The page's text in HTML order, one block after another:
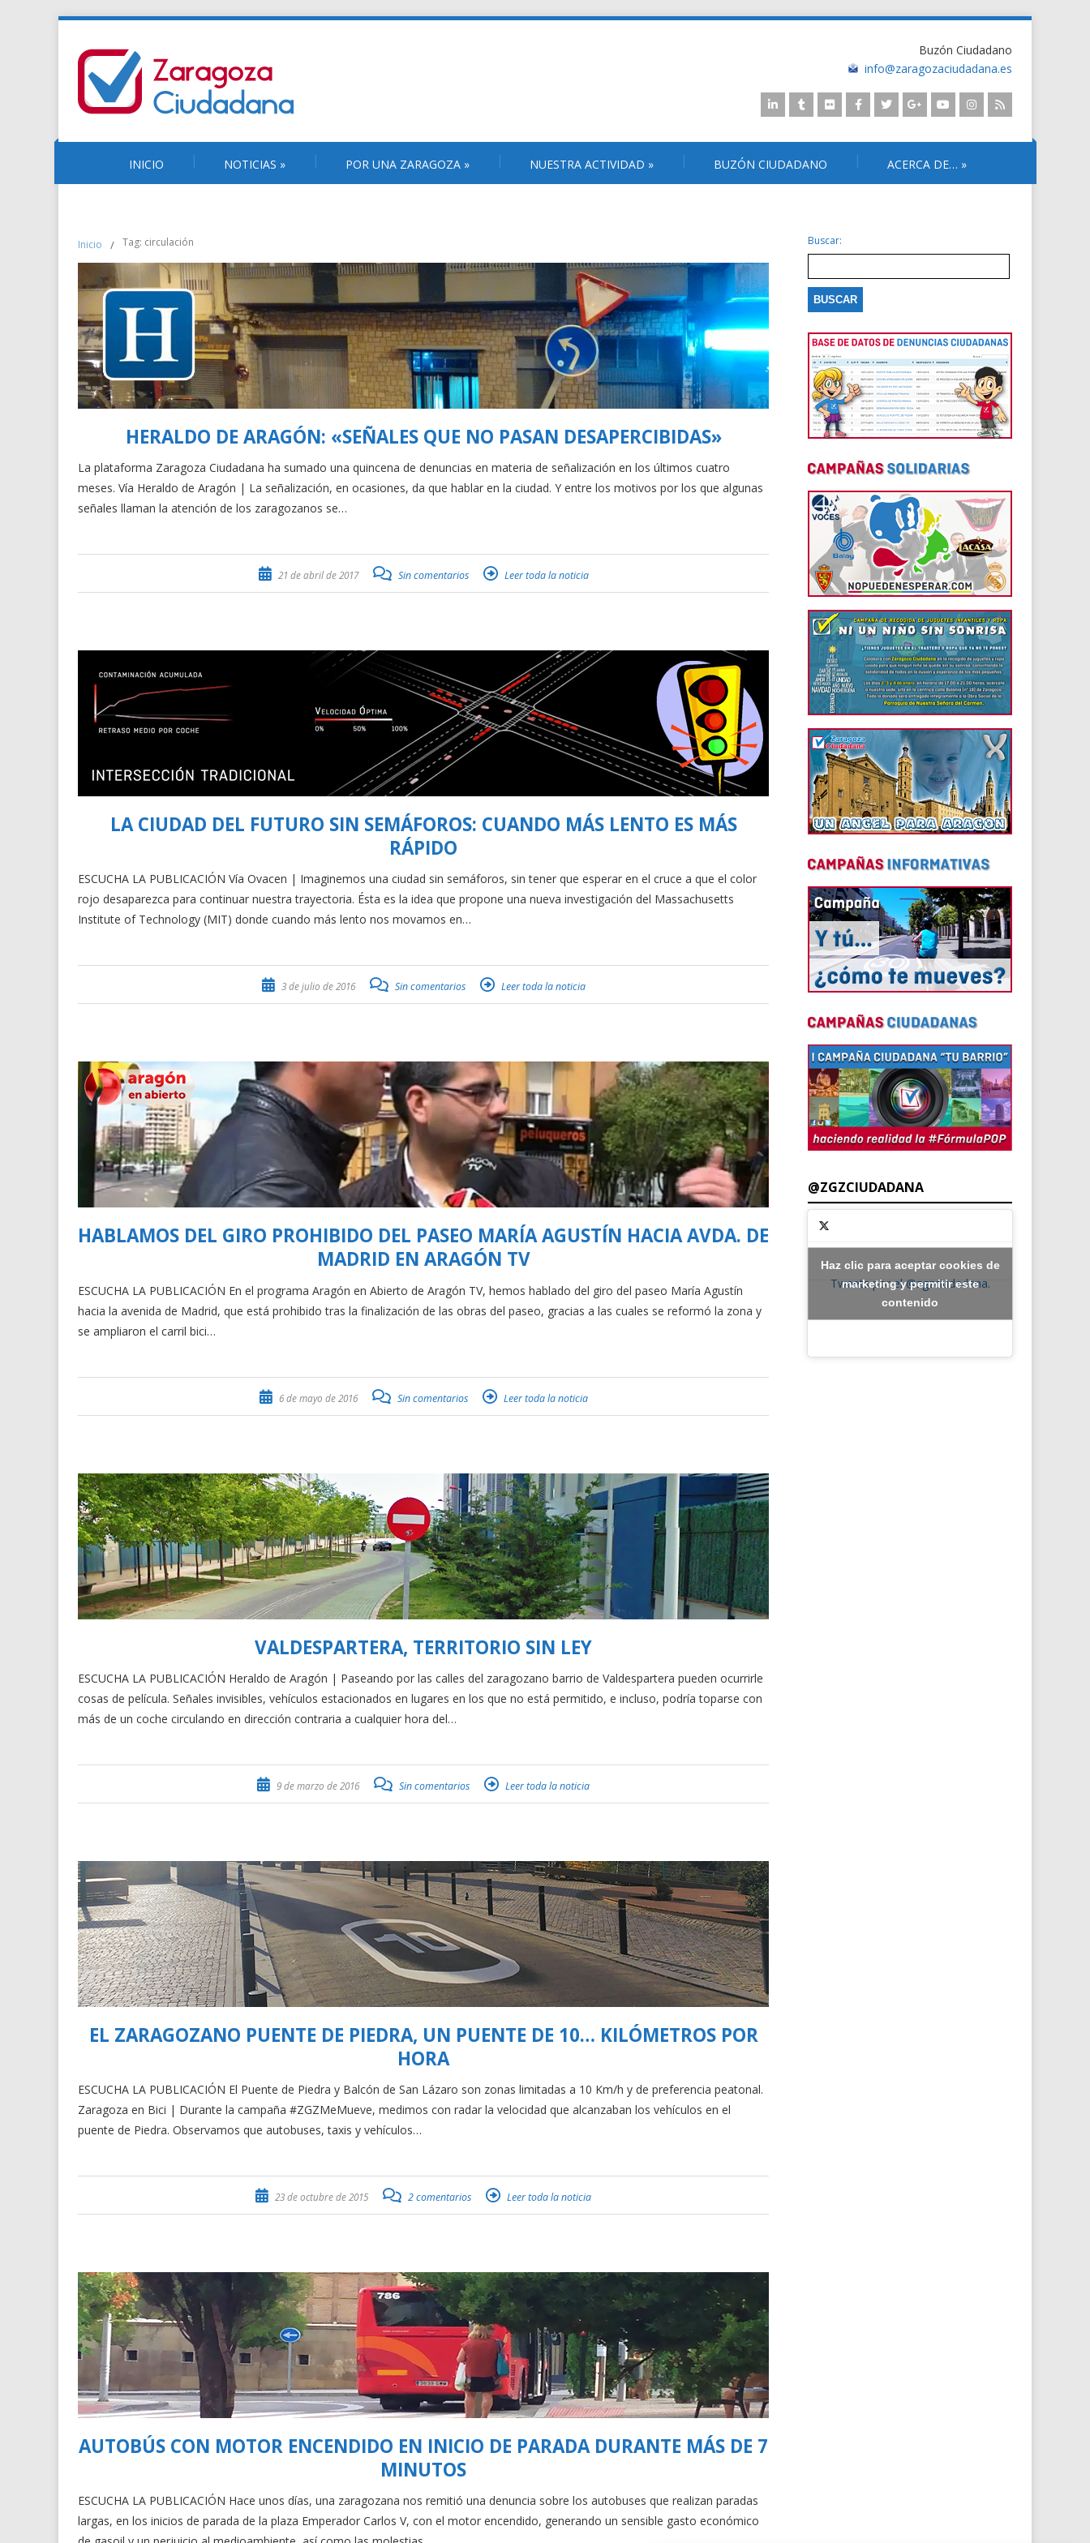
Buzón Ciudadano
info@zaragozaciudadana.es
INICIO NOTICIAS » POR UNA ZARAGOZA » NUESTRA ACTIVIDAD » BUZÓN CIUDADANO ACERCA DE… »
Inicio / Tag: circulación
HERALDO DE ARAGÓN: «SEÑALES QUE NO PASAN DESAPERCIBIDAS»
La plataforma Zaragoza Ciudadana ha sumado una quincena de denuncias en materia de señalización en los últimos cuatro
meses. Vía Heraldo de Aragón | La señalización, en ocasiones, da que hablar en la ciudad. Y entre los motivos por los que algunas
señales llaman la atención de los zaragozanos se…
21 de abril de 2017 Sin comentarios Leer toda la noticia
LA CIUDAD DEL FUTURO SIN SEMÁFOROS: CUANDO MÁS LENTO ES MÁS
RÁPIDO
ESCUCHA LA PUBLICACIÓN Vía Ovacen | Imaginemos una ciudad sin semáforos, sin tener que esperar en el cruce a que el color
rojo desaparezca para continuar nuestra trayectoria. Ésta es la idea que propone una nueva investigación del Massachusetts
Institute of Technology (MIT) donde cuando más lento nos movamos en…
3 de julio de 2016 Sin comentarios Leer toda la noticia
HABLAMOS DEL GIRO PROHIBIDO DEL PASEO MARÍA AGUSTÍN HACIA AVDA. DE
MADRID EN ARAGÓN TV
ESCUCHA LA PUBLICACIÓN En el programa Aragón en Abierto de Aragón TV, hemos hablado del giro del paseo María Agustín
hacia la avenida de Madrid, que está prohibido tras la finalización de las obras del paseo, gracias a las cuales se reformó la zona y
se ampliaron el carril bici…
6 de mayo de 2016 Sin comentarios Leer toda la noticia
VALDESPARTERA, TERRITORIO SIN LEY
ESCUCHA LA PUBLICACIÓN Heraldo de Aragón | Paseando por las calles del zaragozano barrio de Valdespartera pueden ocurrirle
cosas de película. Señales invisibles, vehículos estacionados en lugares en los que no está permitido, e incluso, podría toparse con
más de un coche circulando en dirección contraria a cualquier hora del…
9 de marzo de 2016 Sin comentarios Leer toda la noticia
EL ZARAGOZANO PUENTE DE PIEDRA, UN PUENTE DE 10… KILÓMETROS POR
HORA
ESCUCHA LA PUBLICACIÓN El Puente de Piedra y Balcón de San Lázaro son zonas limitadas a 10 Km/h y de preferencia peatonal.
Zaragoza en Bici | Durante la campaña #ZGZMeMueve, medimos con radar la velocidad que alcanzaban los vehículos en el
puente de Piedra. Observamos que autobuses, taxis y vehículos…
23 de octubre de 2015 2 comentarios Leer toda la noticia
AUTOBÚS CON MOTOR ENCENDIDO EN INICIO DE PARADA DURANTE MÁS DE 7
MINUTOS
ESCUCHA LA PUBLICACIÓN Hace unos días, una zaragozana nos remitió una denuncia sobre los autobuses que realizan paradas
largas, en los inicios de parada de la plaza Emperador Carlos V, con el motor encendido, generando un sensible gasto económico
Buscar:
@ZGZCIUDADANA
Tweets por el @zgzciudadana.
Haz clic para aceptar cookies de
marketing y permitir este
contenido